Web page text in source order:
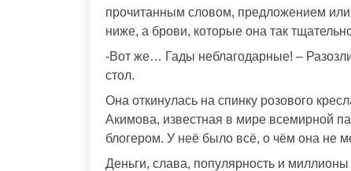
прочитанным словом, предложением
ниже, а брови, которые она так
-Вот же… Гады неблагодарные! –
стол.
Она откинулась на спинку розового
Акимова, известная в мире всемирной
блогером. У неё было всё, о чём она не
Деньги, слава, популярность и